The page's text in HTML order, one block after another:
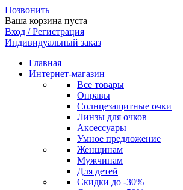
Позвонить
Ваша корзина пуста
Вход / Регистрация
Индивидуальный заказ
Главная
Интернет-магазин
Все товары
Оправы
Солнцезащитные очки
Линзы для очков
Аксессуары
Умное предложение
Женщинам
Мужчинам
Для детей
Скидки до -30%